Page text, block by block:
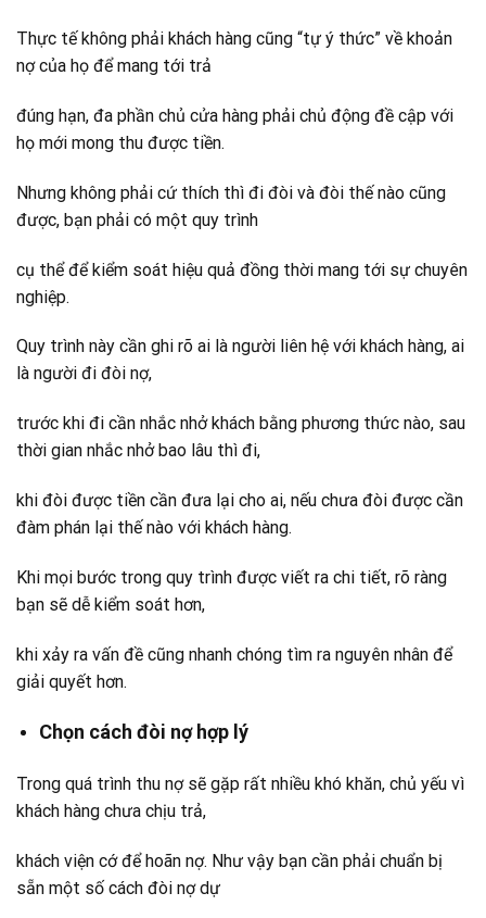
Thực tế không phải khách hàng cũng “tự ý thức” về khoản
nợ của họ để mang tới trả
đúng hạn, đa phần chủ cửa hàng phải chủ động đề cập với
họ mới mong thu được tiền.
Nhưng không phải cứ thích thì đi đòi và đòi thế nào cũng
được, bạn phải có một quy trình
cụ thể để kiểm soát hiệu quả đồng thời mang tới sự chuyên
nghiệp.
Quy trình này cần ghi rõ ai là người liên hệ với khách hàng, ai
là người đi đòi nợ,
trước khi đi cần nhắc nhở khách bằng phương thức nào, sau
thời gian nhắc nhở bao lâu thì đi,
khi đòi được tiền cần đưa lại cho ai, nếu chưa đòi được cần
đàm phán lại thế nào với khách hàng.
Khi mọi bước trong quy trình được viết ra chi tiết, rõ ràng
bạn sẽ dễ kiểm soát hơn,
khi xảy ra vấn đề cũng nhanh chóng tìm ra nguyên nhân để
giải quyết hơn.
Chọn cách đòi nợ hợp lý
Trong quá trình thu nợ sẽ gặp rất nhiều khó khăn, chủ yếu vì
khách hàng chưa chịu trả,
khách viện cớ để hoãn nợ. Như vậy bạn cần phải chuẩn bị
sẵn một số cách đòi nợ dự